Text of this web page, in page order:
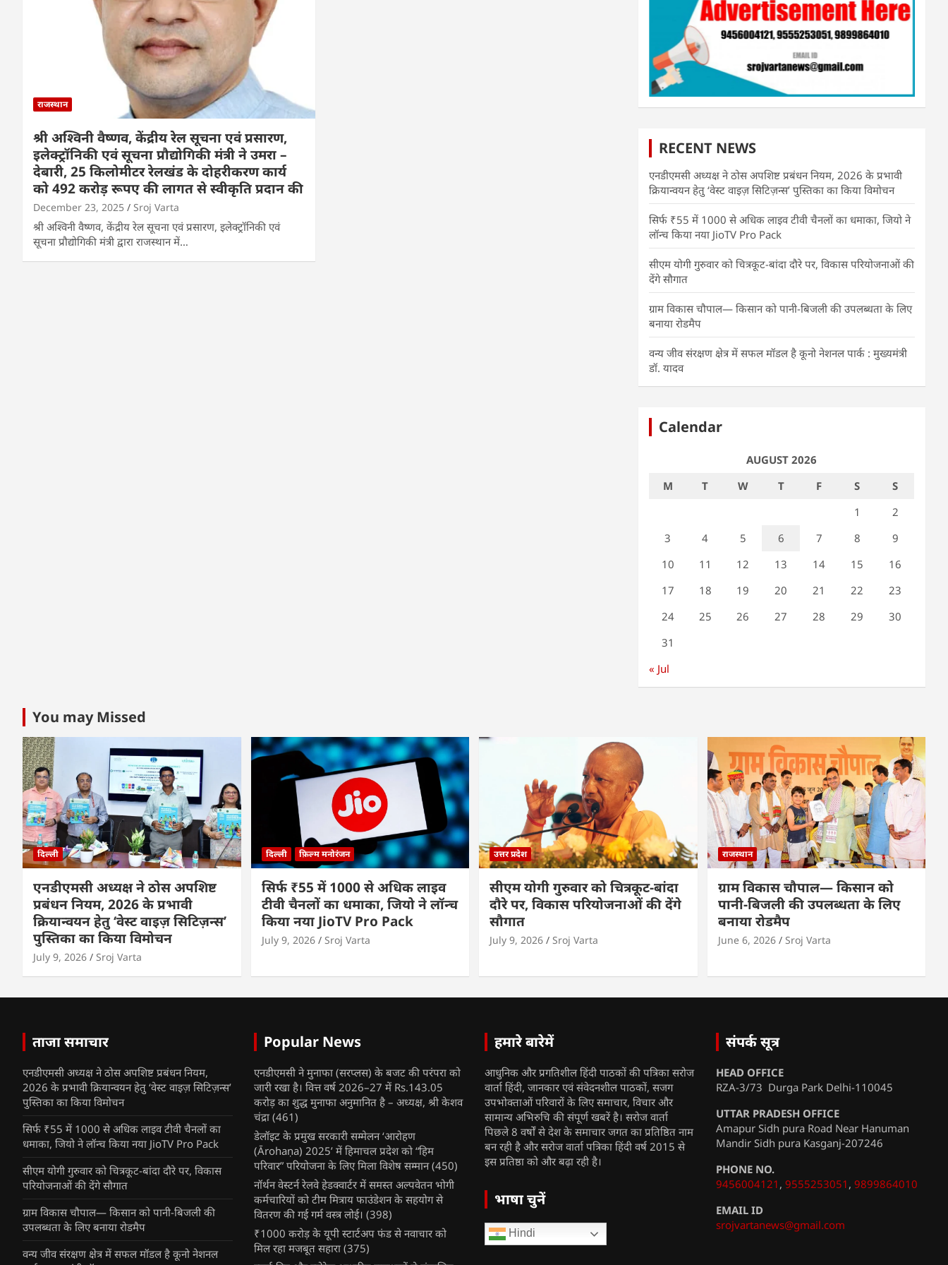
राजस्थान
श्री अश्विनी वैष्णव, केंद्रीय रेल सूचना एवं प्रसारण,
इलेक्ट्रॉनिकी एवं सूचना प्रौद्योगिकी मंत्री ने उमरा –
देबारी, 25 किलोमीटर रेलखंड के दोहरीकरण कार्य
को 492 करोड़ रूपए की लागत से स्वीकृति प्रदान की
December 23, 2025 Sroj Varta
श्री अश्विनी वैष्णव, केंद्रीय रेल सूचना एवं प्रसारण, इलेक्ट्रॉनिकी एवं
सूचना प्रौद्योगिकी मंत्री द्वारा राजस्थान में…
RECENT NEWS
एनडीएमसी अध्यक्ष ने ठोस अपशिष्ट प्रबंधन नियम, 2026 के प्रभावी
क्रियान्वयन हेतु ‘वेस्ट वाइज़ सिटिज़न्स’ पुस्तिका का किया विमोचन
सिर्फ ₹55 में 1000 से अधिक लाइव टीवी चैनलों का धमाका, जियो ने
लॉन्च किया नया JioTV Pro Pack
सीएम योगी गुरुवार को चित्रकूट-बांदा दौरे पर, विकास परियोजनाओं की
देंगे सौगात
ग्राम विकास चौपाल— किसान को पानी-बिजली की उपलब्धता के लिए
बनाया रोडमैप
वन्य जीव संरक्षण क्षेत्र में सफल मॉडल है कूनो नेशनल पार्क : मुख्यमंत्री
डॉ. यादव
Calendar
AUGUST 2026
M
T W T F S
S
1
2
3
4 5 6 7 8
9
10
11 12 13 14 15
16
17
18 19 20 21 22
23
24
25 26 27 28 29
30
31
« Jul
You may Missed
दिल्ली
एनडीएमसी अध्यक्ष ने ठोस अपशिष्ट
प्रबंधन नियम, 2026 के प्रभावी
क्रियान्वयन हेतु ‘वेस्ट वाइज़ सिटिज़न्स’
पुस्तिका का किया विमोचन
July 9, 2026 Sroj Varta
दिल्ली फ़िल्म मनोरंजन
सिर्फ ₹55 में 1000 से अधिक लाइव
टीवी चैनलों का धमाका, जियो ने लॉन्च
किया नया JioTV Pro Pack
July 9, 2026 Sroj Varta
उत्तर प्रदेश
सीएम योगी गुरुवार को चित्रकूट-बांदा
दौरे पर, विकास परियोजनाओं की देंगे
सौगात
July 9, 2026 Sroj Varta
राजस्थान
ग्राम विकास चौपाल— किसान को
पानी-बिजली की उपलब्धता के लिए
बनाया रोडमैप
June 6, 2026 Sroj Varta
ताजा समाचार
एनडीएमसी अध्यक्ष ने ठोस अपशिष्ट प्रबंधन नियम,
2026 के प्रभावी क्रियान्वयन हेतु ‘वेस्ट वाइज़ सिटिज़न्स’
पुस्तिका का किया विमोचन
सिर्फ ₹55 में 1000 से अधिक लाइव टीवी चैनलों का
धमाका, जियो ने लॉन्च किया नया JioTV Pro Pack
सीएम योगी गुरुवार को चित्रकूट-बांदा दौरे पर, विकास
परियोजनाओं की देंगे सौगात
ग्राम विकास चौपाल— किसान को पानी-बिजली की
उपलब्धता के लिए बनाया रोडमैप
वन्य जीव संरक्षण क्षेत्र में सफल मॉडल है कूनो नेशनल
Popular News
एनडीएमसी ने मुनाफा (सरप्लस) के बजट की परंपरा को
जारी रखा है। वित्त वर्ष 2026–27 में Rs.143.05
करोड़ का शुद्ध मुनाफा अनुमानित है – अध्यक्ष, श्री केशव
चंद्रा (461)
डेलॉइट के प्रमुख सरकारी सम्मेलन ‘आरोहण
(Ārohaṇa) 2025’ में हिमाचल प्रदेश को “हिम
परिवार” परियोजना के लिए मिला विशेष सम्मान (450)
नॉर्थन वेस्टर्न रेलवे हेडक्वार्टर में समस्त अल्पवेतन भोगी
कर्मचारियों को टीम मित्राय फाउंडेशन के सहयोग से
वितरण की गई गर्म वस्त्र लोई। (398)
₹1000 करोड़ के यूपी स्टार्टअप फंड से नवाचार को
मिल रहा मजबूत सहारा (375)
हमारे बारेमें
आधुनिक और प्रगतिशील हिंदी पाठकों की पत्रिका सरोज
वार्ता हिंदी, जानकार एवं संवेदनशील पाठकों, सजग
उपभोक्ताओं परिवारों के लिए समाचार, विचार और
सामान्य अभिरुचि की संपूर्ण खबरें है। सरोज वार्ता
पिछले 8 वर्षों से देश के समाचार जगत का प्रतिष्ठित नाम
बन रही है और सरोज वार्ता पत्रिका हिंदी वर्ष 2015 से
इस प्रतिष्ठा को और बढ़ा रही है।
भाषा चुनें
Hindi
संपर्क सूत्र
HEAD OFFICE
RZA-3/73 Durga Park Delhi-110045
UTTAR PRADESH OFFICE
Amapur Sidh pura Road Near Hanuman
Mandir Sidh pura Kasganj-207246
PHONE NO.
9456004121 , 9555253051 , 9899864010
EMAIL ID
srojvartanews@gmail.com